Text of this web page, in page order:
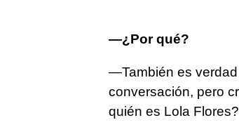
—¿Por qué?
—También es
conversación, pero
quién es Lola